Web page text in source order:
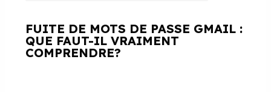
FUITE DE MOTS DE PASSE GMAIL :
QUE FAUT-IL VRAIMENT
COMPRENDRE?